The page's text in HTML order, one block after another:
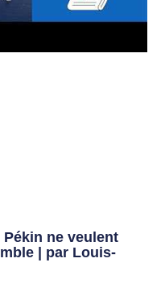
Pékin ne veulent
| par Louis-